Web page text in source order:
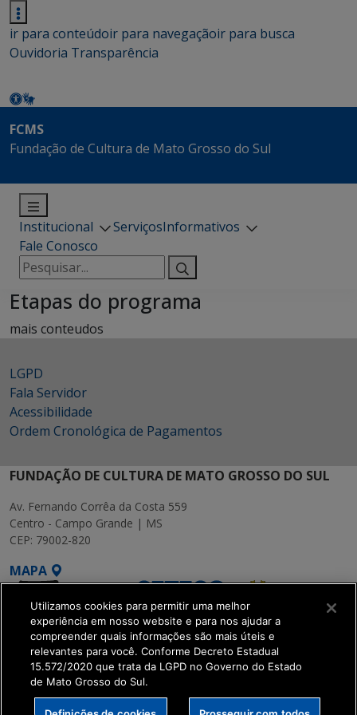
ir para conteúdoir para navegaçãoir para busca
Ouvidoria Transparência
FCMS
Fundação de Cultura de Mato Grosso do Sul
Institucional ServiçosInformativos
Fale Conosco
Pesquisar
por:
Etapas do programa
mais conteudos
LGPD
Fala Servidor
Acessibilidade
Ordem Cronológica de Pagamentos
FUNDAÇÃO DE CULTURA DE MATO GROSSO DO SUL
Av. Fernando Corrêa da Costa 559
Centro - Campo Grande | MS
CEP: 79002-820
MAPA
SETDIG | Secretaria-
Executiva de
Transformação Digital
Utilizamos cookies para permitir uma melhor
experiência em nosso website e para nos ajudar a
compreender quais informações são mais úteis e
relevantes para você. Conforme Decreto Estadual
15.572/2020 que trata da LGPD no Governo do Estado
de Mato Grosso do Sul.